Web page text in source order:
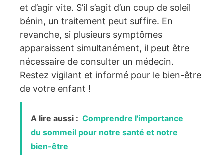
et d’agir vite. S’il s’agit d’un coup de soleil
bénin, un traitement peut suffire. En
revanche, si plusieurs symptômes
apparaissent simultanément, il peut être
nécessaire de consulter un médecin.
Restez vigilant et informé pour le bien-être
de votre enfant !
A lire aussi : Comprendre l'importance
du sommeil pour notre santé et notre
bien-être